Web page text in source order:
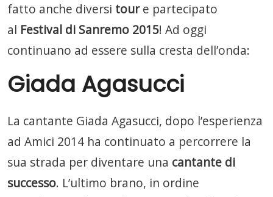
fatto anche diversi toure partecipato
al Festival di Sanremo 2015! Ad oggi
continuano ad essere sulla cresta dell’onda:
Giada Agasucci
La cantante Giada Agasucci, dopo l’esperienza
ad Amici 2014 ha continuato a percorrere la
sua strada per diventare una cantante di
successo. L’ultimo brano, in ordine